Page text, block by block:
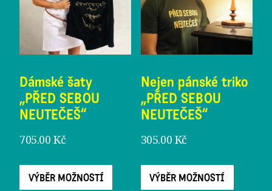
Dámské šaty
„PŘED SEBOU
NEUTEČEŠ“
705.00Kč
VÝBĚR MOŽNOSTÍ
Tento
produkt
Nejen pánské triko
„PŘED SEBOU
NEUTEČEŠ“
305.00 Kč
VÝBĚR MOŽNOSTÍ
Tento